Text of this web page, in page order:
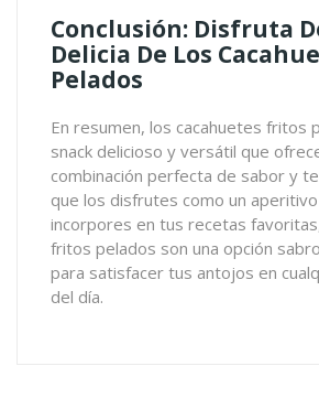
Conclusión: Disfruta
Delicia De Los
Pelados
En resumen, los cacahuetes fritos
snack delicioso y versátil que
combinación perfecta de sabor y
que los disfrutes como un
incorpores en tus recetas
fritos pelados son una opción
para satisfacer tus antojos en
del día.